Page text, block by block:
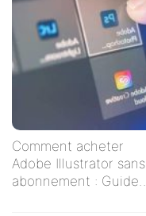
Comment acheter
Adobe Illustrator sans
abonnement : Guide